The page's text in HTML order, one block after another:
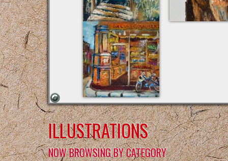
ILLUSTRATIONS
NOW BROWSING BY CATEGORY